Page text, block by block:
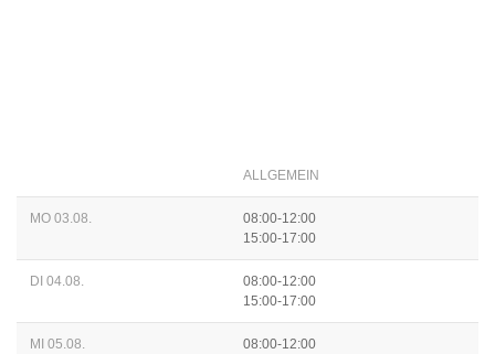
ALLGEMEIN
MO 03.08.
08:00-12:00
15:00-17:00
DI 04.08.
08:00-12:00
15:00-17:00
MI 05.08.
08:00-12:00